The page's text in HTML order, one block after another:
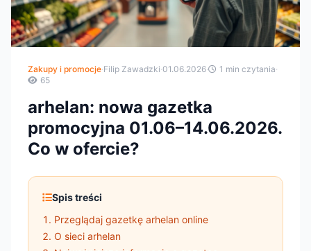
Zakupy i promocje·Filip Zawadzki·01.06.2026· 1 min czytania·
65
arhelan: nowa gazetka
promocyjna 01.06–14.06.2026.
Co w ofercie?
Spis treści
Przeglądaj gazetkę arhelan online
O sieci arhelan